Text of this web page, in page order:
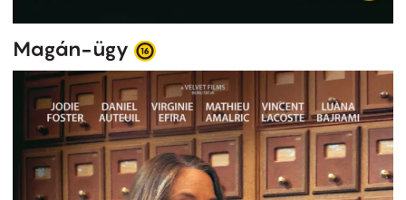
Magán-ügy